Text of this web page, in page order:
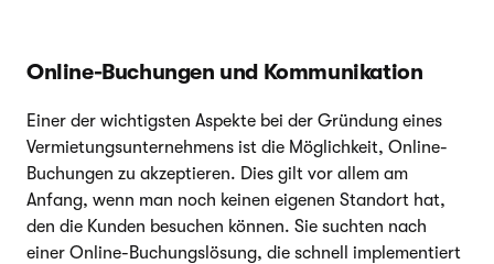
Online-Buchungen und Kommunikation
Einer der wichtigsten Aspekte bei der Gründung eines
Vermietungsunternehmens ist die Möglichkeit, Online-
Buchungen zu akzeptieren. Dies gilt vor allem am
Anfang, wenn man noch keinen eigenen Standort hat,
den die Kunden besuchen können. Sie suchten nach
einer Online-Buchungslösung, die schnell implementiert